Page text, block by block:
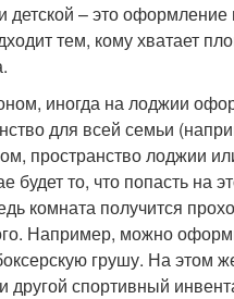
– это оформление
тем, кому хватает
иногда на лоджии
для всей семьи
пространство лоджии
то, что попасть на
комната получится
Например, можно
грушу. На этом
спортивный